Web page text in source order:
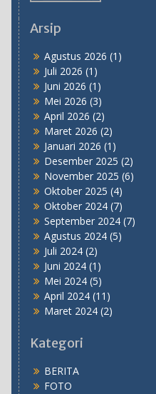
Arsip
Agustus 2026 (1)
Juli 2026 (1)
Juni 2026 (1)
Mei 2026 (3)
April 2026 (2)
Maret 2026 (2)
Januari 2026 (1)
Desember 2025 (2)
November 2025 (6)
Oktober 2025 (4)
Oktober 2024(7)
September 2024(7)
Agustus 2024(5)
Juli 2024(2)
Juni 2024(1)
Mei 2024(5)
April 2024(11)
Maret 2024(2)
Kategori
BERITA
FOTO